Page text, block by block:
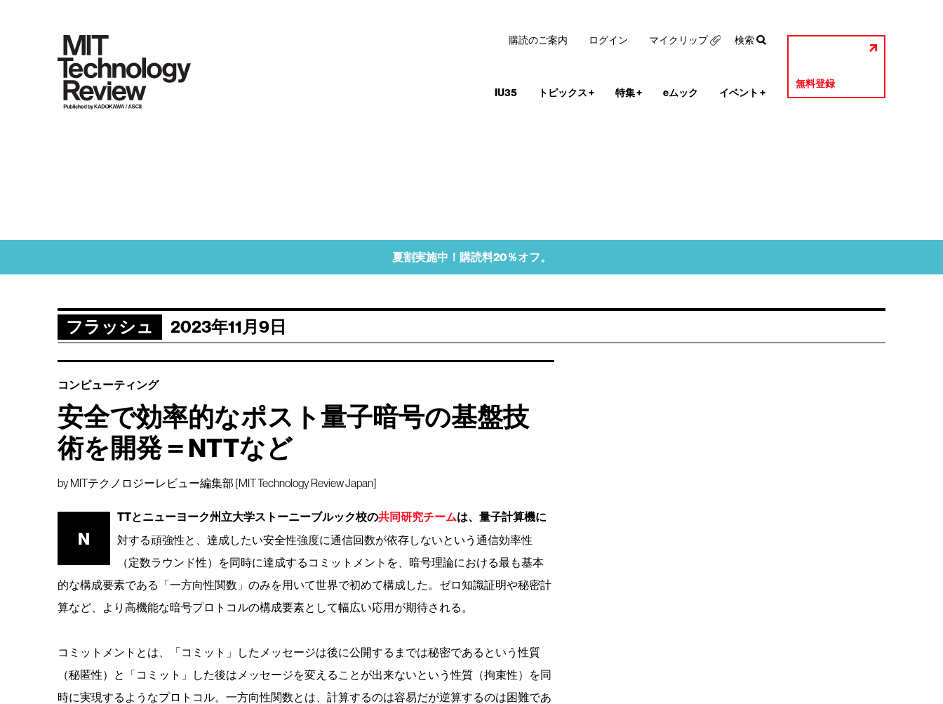
IU35 トピックス+ 特集+ eムック イベント +
無料登録
購読のご案内 ログイン マイクリップ 検索
夏割実施中！購読料20％オフ。
フラッシュ 2023年11月9日
コンピューティング
安全で効率的なポスト量子暗号の基盤技
術を開発＝NTTなど
byMITテクノロジーレビュー編集部 [MIT Technology Review Japan]
N
TTとニューヨーク州立大学ストーニーブルック校の共同研究チームは、量子計算機に
対する頑強性と、達成したい安全性強度に通信回数が依存しないという通信効率性
（定数ラウンド性）を同時に達成するコミットメントを、暗号理論における最も基本
的な構成要素である「一方向性関数」のみを用いて世界で初めて構成した。ゼロ知識証明や秘密計
算など、より高機能な暗号プロトコルの構成要素として幅広い応用が期待される。
コミットメントとは、「コミット」したメッセージは後に公開するまでは秘密であるという性質
（秘匿性）と「コミット」した後はメッセージを変えることが出来ないという性質（拘束性）を同
時に実現するようなプロトコル。一方向性関数とは、計算するのは容易だが逆算するのは困難であ